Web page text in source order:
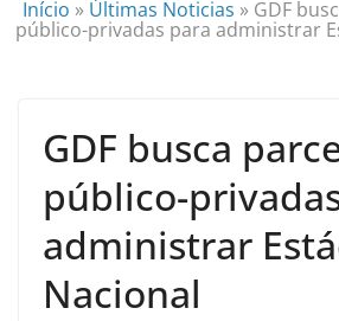
Início » Últimas Noticias » GDF
público-privadas para administrar
GDF busca
público-
administrar
Nacional